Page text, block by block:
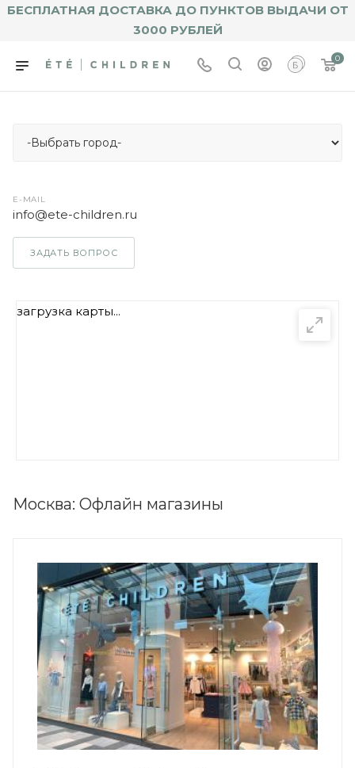
БЕСПЛАТНАЯ ДОСТАВКА ДО ПУНКТОВ ВЫДАЧИ ОТ
3000 РУБЛЕЙ
0
E-MAIL
info@ete-children.ru
ЗАДАТЬ ВОПРОС
загрузка карты...
Москва: Офлайн магазины